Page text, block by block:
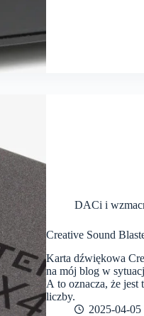
DACi i
Creative Sound
Karta dźwiękowa
na mój blog w
A to oznacza, że jest
liczby.
2025-04-05